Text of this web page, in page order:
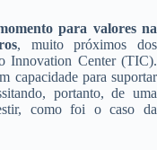
para valores na
, muito próximos dos
Innovation Center (TIC).
capacidade para suportar
portanto, de uma
como foi o caso da